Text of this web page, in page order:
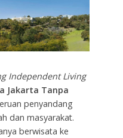
Independent Living
Jakarta Tanpa
penyandang
dan masyarakat.
berwisata ke